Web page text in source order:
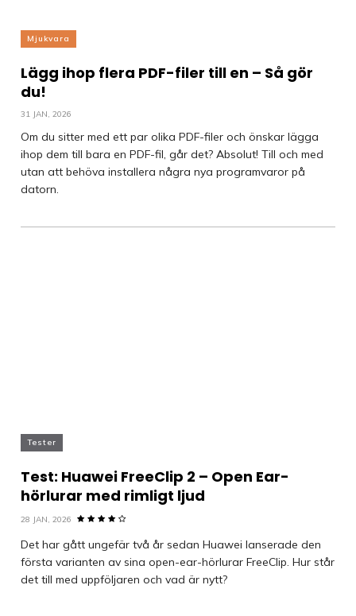
Mjukvara
Lägg ihop flera PDF-filer till en – Så gör
du!
31 JAN, 2026
Om du sitter med ett par olika PDF-filer och önskar lägga
ihop dem till bara en PDF-fil, går det? Absolut! Till och med
utan att behöva installera några nya programvaror på
datorn.
Tester
Test: Huawei FreeClip 2 – Open Ear-
hörlurar med rimligt ljud
28 JAN, 2026
Det har gått ungefär två år sedan Huawei lanserade den
första varianten av sina open-ear-hörlurar FreeClip. Hur står
det till med uppföljaren och vad är nytt?